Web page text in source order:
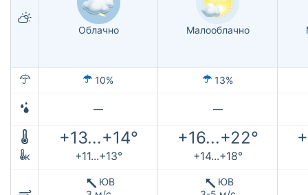
Облачно Малооблачно
10% 13%
— —
+13...+14° +16...+22°
к +11...+13° +14...+18°
ЮВ
ЮВ